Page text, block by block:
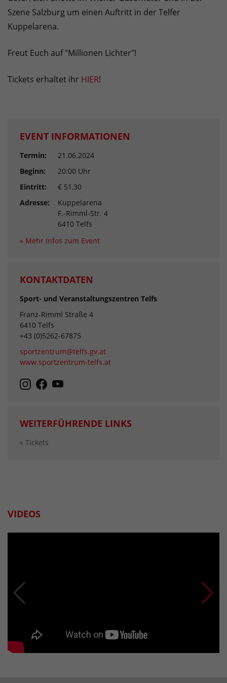
Szene Salzburg um einen Auftritt in der Telfer
Kuppelarena.
Freut Euch auf "Millionen Lichter"!
Tickets erhaltet ihr HIER!
EVENT INFORMATIONEN
Termin:
21.06.2024
Beginn:
20:00 Uhr
Eintritt:
€ 51,30
Adresse:
Kuppelarena
F.-Rimml-Str. 4
6410 Telfs
» Mehr Infos zum Event
KONTAKTDATEN
Sport- und Veranstaltungszentren Telfs
Franz-Rimml Straße 4
6410 Telfs
+43 (0)5262-67875
sportzentrum@telfs.gv.at
www.sportzentrum-telfs.at
WEITERFÜHRENDE LINKS
» Tickets
VIDEOS